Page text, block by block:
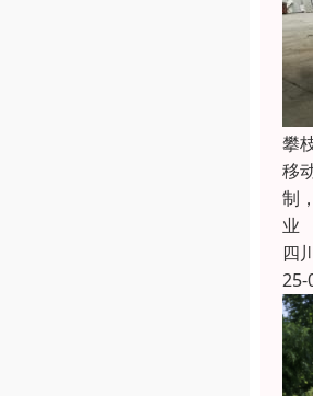
攀
移
制
业
四
25-